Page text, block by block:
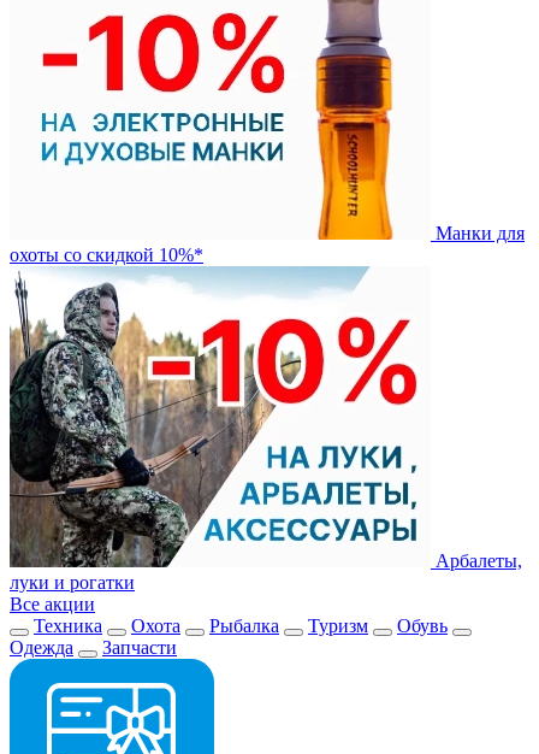
Манки для
охоты со скидкой 10%*
Арбалеты,
луки и рогатки
Все акции
Техника
Охота Рыбалка Туризм
Обувь
Одежда
Запчасти